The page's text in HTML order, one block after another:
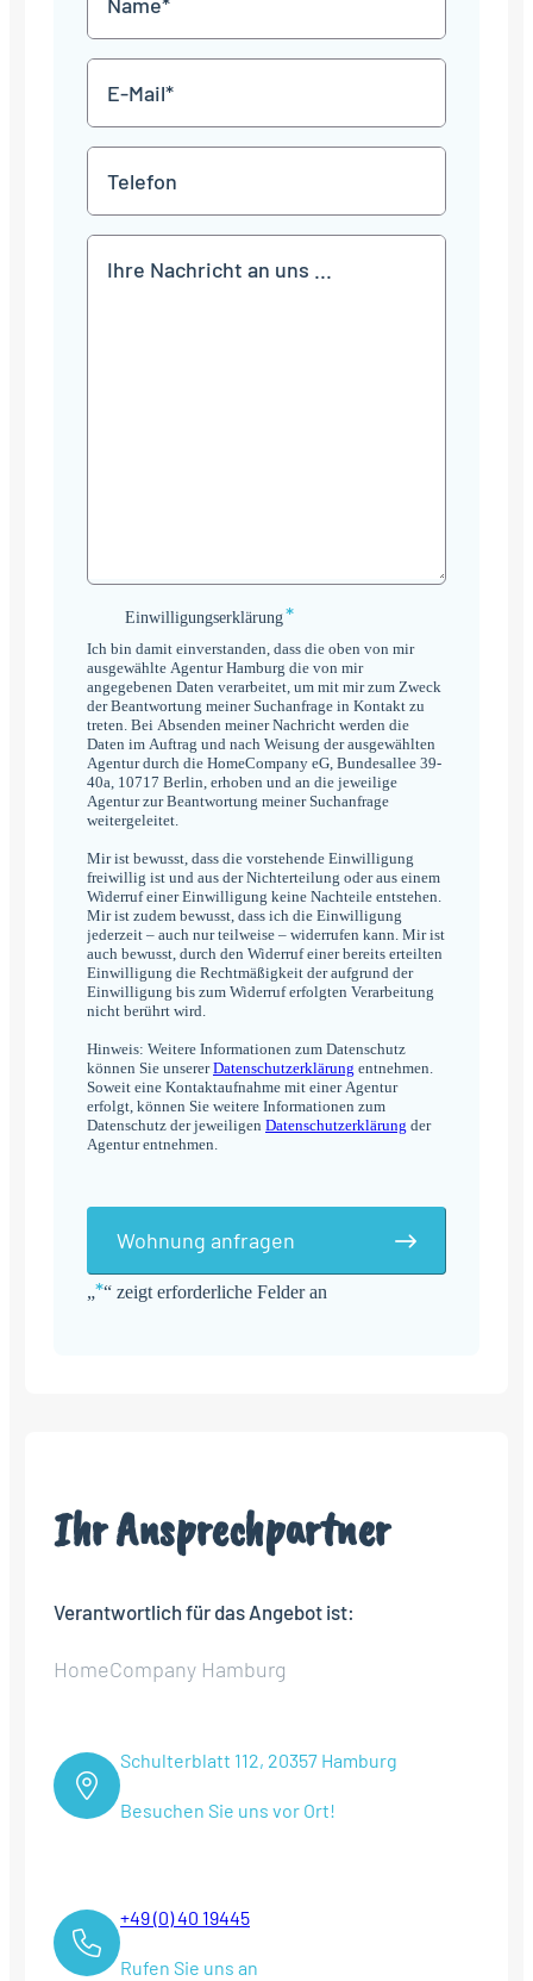
„*“ zeigt erforderliche Felder an
JJJJ
Mail
*
Einwilligungserklärung
Einwilligungserklärung*
Ich bin damit einverstanden, dass die oben von mir
ausgewählte Agentur Hamburg die von mir
angegebenen Daten verarbeitet, um mit mir zum Zweck
der Beantwortung meiner Suchanfrage in Kontakt zu
treten. Bei Absenden meiner Nachricht werden die
Daten im Auftrag und nach Weisung der ausgewählten
Agentur durch die HomeCompany eG, Bundesallee 39-
40a, 10717 Berlin, erhoben und an die jeweilige
Agentur zur Beantwortung meiner Suchanfrage
weitergeleitet.
Mir ist bewusst, dass die vorstehende Einwilligung
freiwillig ist und aus der Nichterteilung oder aus einem
Widerruf einer Einwilligung keine Nachteile entstehen.
Mir ist zudem bewusst, dass ich die Einwilligung
jederzeit – auch nur teilweise – widerrufen kann. Mir ist
auch bewusst, durch den Widerruf einer bereits erteilten
Einwilligung die Rechtmäßigkeit der aufgrund der
Einwilligung bis zum Widerruf erfolgten Verarbeitung
nicht berührt wird.
Hinweis: Weitere Informationen zum Datenschutz
können Sie unsererDatenschutzerklärung entnehmen.
Soweit eine Kontaktaufnahme mit einer Agentur
erfolgt, können Sie weitere Informationen zum
Datenschutz der jeweiligen Datenschutzerklärung der
Agentur entnehmen.
Wohnung anfragen
Ihr Ansprechpartner
Verantwortlich für das Angebot ist:
HomeCompany Hamburg
Schulterblatt 112, 20357 Hamburg
Besuchen Sie uns vor Ort!
+49 (0) 40 19445
Rufen Sie uns an